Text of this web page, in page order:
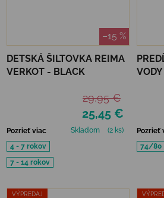
–15 %
DETSKÁ ŠILTOVKA REIMA
VERKOT - BLACK
25,45 €
29,95 €
Pozrieť viac Skladom
(2 ks)
4 - 7 rokov
7 - 14 rokov
Pozrieť
74/80
VÝPREDAJ